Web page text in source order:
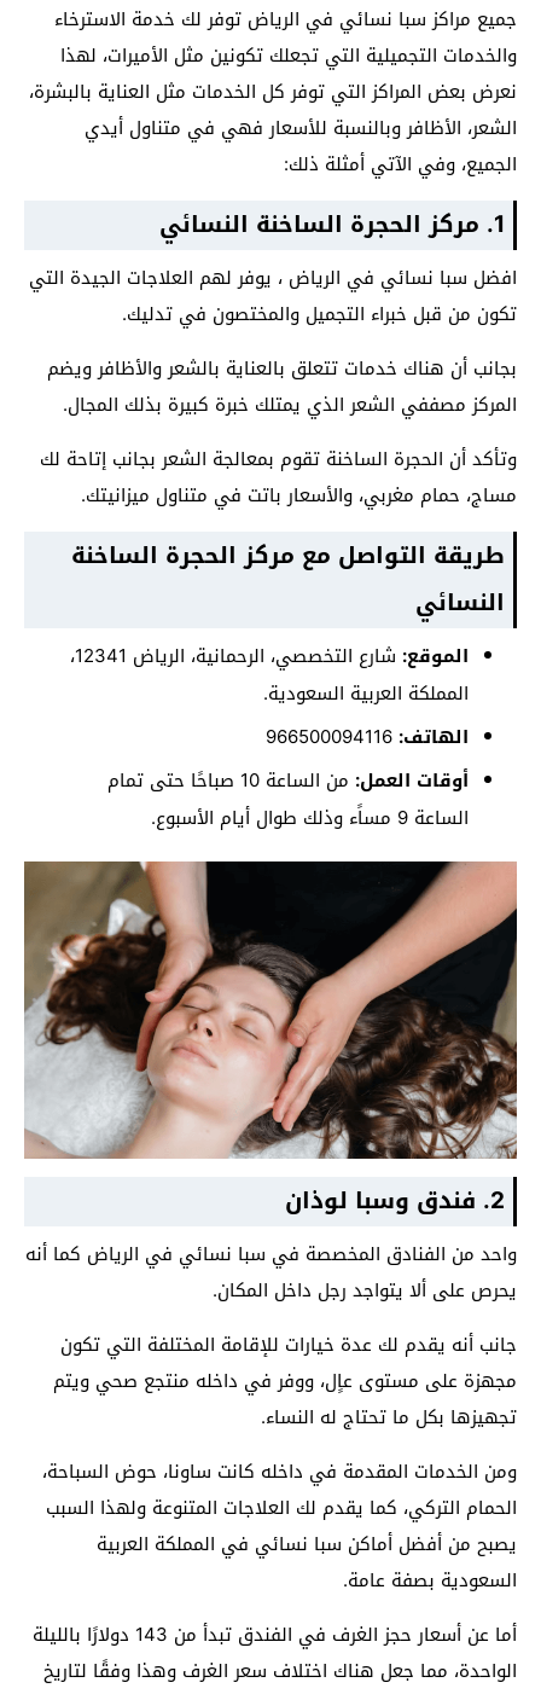
جميع مراكز سبا نسائي في الرياض توفر لك خدمة الاسترخاء
والخدمات التجميلية التي تجعلك تكونين مثل الأميرات، لهذا
نعرض بعض المراكز التي توفر كل الخدمات مثل العناية بالبشرة،
الشعر، الأظافر وبالنسبة للأسعار فهي في متناول أيدي
الجميع، وفي الآتي أمثلة ذلك:
1. مركز الحجرة الساخنة النسائي
افضل سبا نسائي في الرياض ، يوفر لهم العلاجات الجيدة التي
تكون من قبل خبراء التجميل والمختصون في تدليك.
بجانب أن هناك خدمات تتعلق بالعناية بالشعر والأظافر ويضم
المركز مصففي الشعر الذي يمتلك خبرة كبيرة بذلك المجال.
وتأكد أن الحجرة الساخنة تقوم بمعالجة الشعر بجانب إتاحة لك
مساج، حمام مغربي، والأسعار باتت في متناول ميزانيتك.
طريقة التواصل مع مركز الحجرة الساخنة
النسائي
الموقع:
شارع التخصصي، الرحمانية، الرياض 12341،
المملكة العربية السعودية.
الهاتف:
أوقات العمل:
من الساعة 10 صباحًا حتى تمام
الساعة 9 مساًء وذلك طوال أيام الأسبوع.
2. فندق وسبا لوذان
واحد من الفنادق المخصصة في سبا نسائي في الرياض كما أنه
يحرص على ألا يتواجد رجل داخل المكان.
جانب أنه يقدم لك عدة خيارات للإقامة المختلفة التي تكون
مجهزة على مستوى عاٍل، ووفر في داخله منتجع صحي ويتم
تجهيزها بكل ما تحتاج له النساء.
ومن الخدمات المقدمة في داخله كانت ساونا، حوض السباحة،
الحمام التركي، كما يقدم لك العلاجات المتنوعة ولهذا السبب
يصبح من أفضل أماكن سبا نسائي في المملكة العربية
السعودية بصفة عامة.
أما عن أسعار حجز الغرف في الفندق تبدأ من 143 دولارًا بالليلة
الواحدة، مما جعل هناك اختلاف سعر الغرف وهذا وفقًا لتاريخ